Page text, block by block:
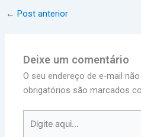
← Post anterior
Deixe um comentário
O seu endereço de e-mail
obrigatórios são marcados
aqui...